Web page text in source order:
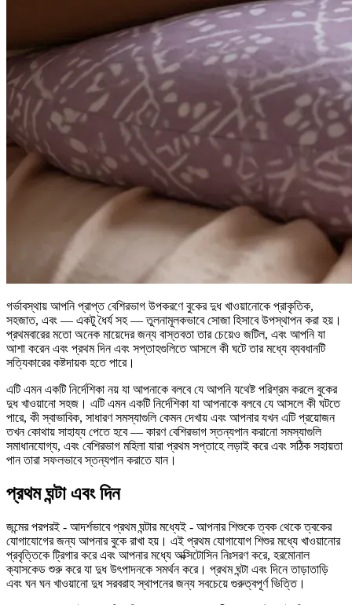
গর্ভাবস্থায় আপনি প্রাপ্ত বেশিরভাগ উপকরণে বুকের দুধ খাওয়ানোকে প্রাকৃতিক,
সহজাত, এবং — একটু ধৈর্য সহ — তুলনামূলকভাবে সোজা হিসাবে উপস্থাপন করা হয়।
প্রথমবারের মতো অনেক মায়েদের জন্য বাস্তবতা তার চেয়েও জটিল, এবং আপনি যা
আশা করেন এবং প্রথম দিন এবং সপ্তাহগুলিতে আসলে কী ঘটে তার মধ্যে ব্যবধানটি
সত্যিকারের কষ্টদায়ক হতে পারে।
এটি এমন একটি নির্দেশিকা নয় যা আপনাকে বলবে যে আপনি যথেষ্ট পরিশ্রম করলে বুকের
দুধ খাওয়ানো সহজ। এটি এমন একটি নির্দেশিকা যা আপনাকে বলবে যে আসলে কী ঘটতে
পারে, কী স্বাভাবিক, সাধারণ সমস্যাগুলি কেমন দেখায় এবং আপনার যখন এটি প্রয়োজন
তখন কোথায় সাহায্য পেতে হবে — কারণ বেশিরভাগ স্তন্যপান করানো সমস্যাগুলি
সমাধানযোগ্য, এবং বেশিরভাগ মহিলা যারা প্রথম সপ্তাহে লড়াই করে এবং সঠিক সহায়তা
পান তারা সফলভাবে স্তন্যপান করাতে যান।
প্রথম ঘন্টা এবং দিন
জন্মের পরপরই - আদর্শভাবে প্রথম ঘন্টার মধ্যেই - আপনার শিশুকে ত্বক থেকে ত্বকের
যোগাযোগের জন্য আপনার বুকে রাখা হয়। এই প্রথম যোগাযোগ শিশুর মধ্যে খাওয়ানোর
প্রবৃত্তিকে ট্রিগার করে এবং আপনার মধ্যে অক্সিটোসিন নিঃসরণ করে, হরমোনাল
ক্যাসকেড শুরু করে যা দুধ উৎপাদনকে সমর্থন করে। প্রথম ঘন্টা এবং দিনে তাড়াতাড়ি
এবং ঘন ঘন খাওয়ানো দুধ সরবরাহ স্থাপনের জন্য সবচেয়ে গুরুত্বপূর্ণ ভিত্তি।